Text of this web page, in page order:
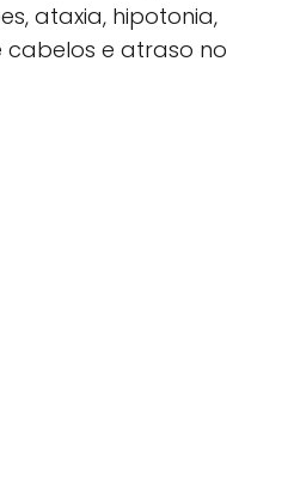
ataxia, hipotonia,
e atraso no